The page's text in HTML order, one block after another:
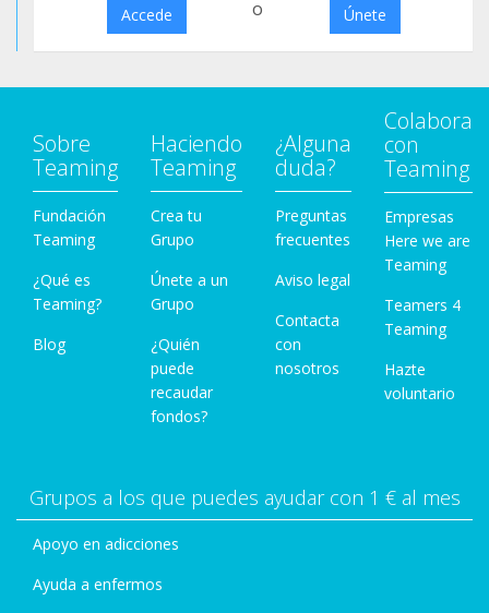
Accede o Únete
Sobre
Teaming
Fundación
Teaming
¿Qué es
Teaming?
Blog
Haciendo
Teaming
Crea tu
Grupo
Únete a un
Grupo
¿Quién
puede
recaudar
fondos?
¿Alguna
duda?
Preguntas
frecuentes
Aviso legal
Contacta
con
nosotros
Colabora
con
Teaming
Empresas
Here we are
Teaming
Teamers 4
Teaming
Hazte
voluntario
Grupos a los que puedes ayudar con 1 € al mes
Apoyo en adicciones
Ayuda a enfermos